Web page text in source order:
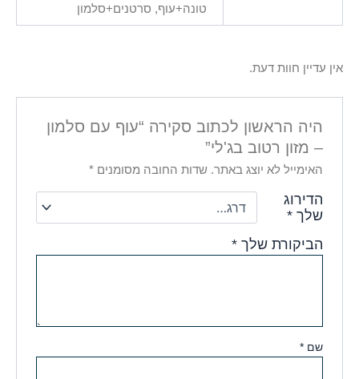
טונה+עוף, סרטנים+סלמון
אין עדיין חוות דעת.
היה הראשון לכתוב סקירה “עוף עם סלמון
– מזון רטוב בג'לי”
האימייל לא יוצג באתר. שדות החובה מסומנים*
הדירוג
שלך*
הביקורת שלך*
שם*